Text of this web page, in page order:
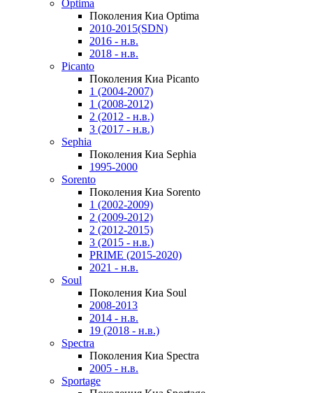
Optima
Поколения Киа Optima
2010-2015(SDN)
2016 - н.в.
2018 - н.в.
Picanto
Поколения Киа Picanto
1 (2004-2007)
1 (2008-2012)
2 (2012 - н.в.)
3 (2017 - н.в.)
Sephia
Поколения Киа Sephia
1995-2000
Sorento
Поколения Киа Sorento
1 (2002-2009)
2 (2009-2012)
2 (2012-2015)
3 (2015 - н.в.)
PRIME (2015-2020)
2021 - н.в.
Soul
Поколения Киа Soul
2008-2013
2014 - н.в.
19 (2018 - н.в.)
Spectra
Поколения Киа Spectra
2005 - н.в.
Sportage